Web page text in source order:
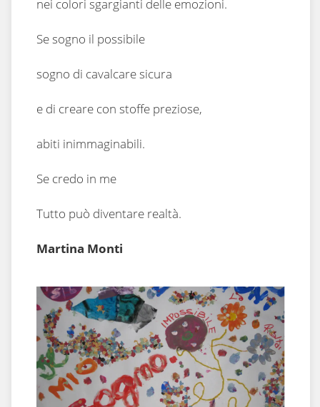
nei colori sgargianti delle emozioni.
Se sogno il possibile
sogno di cavalcare sicura
e di creare con stoffe preziose,
abiti inimmaginabili.
Se credo in me
Tutto può diventare realtà.
Martina Monti